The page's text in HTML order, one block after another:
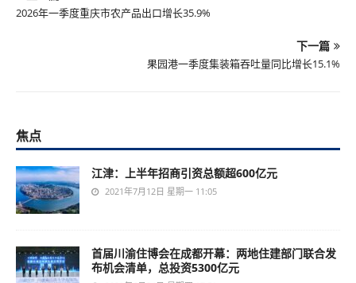
2026年一季度重庆市农产品出口增长35.9%
下一篇
果园港一季度集装箱吞吐量同比增长15.1%
焦点
江津：上半年招商引资总额超600亿元
2021年7月12日 星期一 11:05
首届川渝住博会在成都开幕：两地住建部门联合发
布机会清单，总投资5300亿元